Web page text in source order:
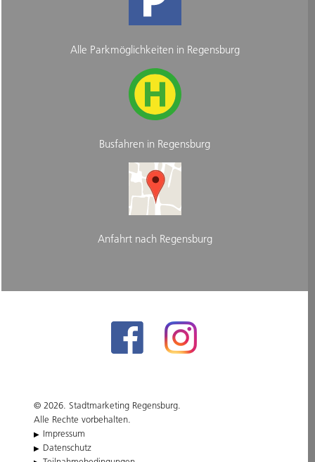
Alle Parkmöglichkeiten in Regensburg
Busfahren in Regensburg
Anfahrt nach Regensburg
© 2026. Stadtmarketing Regensburg.
Alle Rechte vorbehalten.
Impressum
Datenschutz